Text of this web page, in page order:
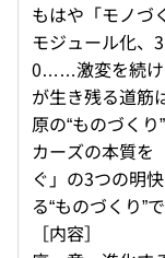
もはや「モノづ
モジュール化、
0……激変を続け
が生き残る道筋
原の“ものづく
カーズの本質を
ぐ」の3つの明
る“ものづくり”
［内容］